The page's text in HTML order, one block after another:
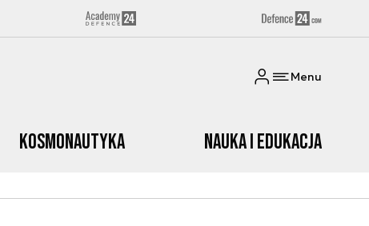
Menu
Kosmonautyka Nauka i edukacja